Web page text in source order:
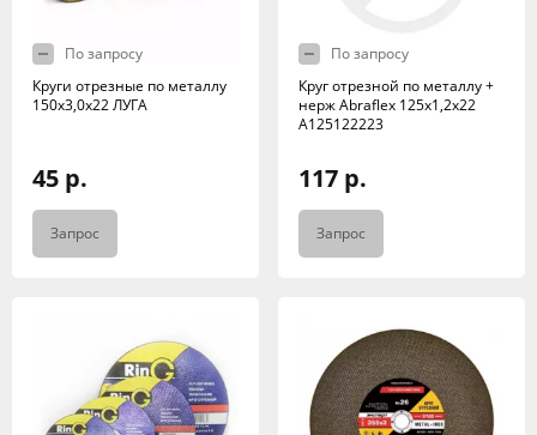
По запросу
Круги отрезные по металлу
150х3,0х22 ЛУГА
45 р.
Запрос
По запросу
Круг отрезной по металлу +
нерж Abraflex 125x1,2x22
А125122223
117 р.
Запрос